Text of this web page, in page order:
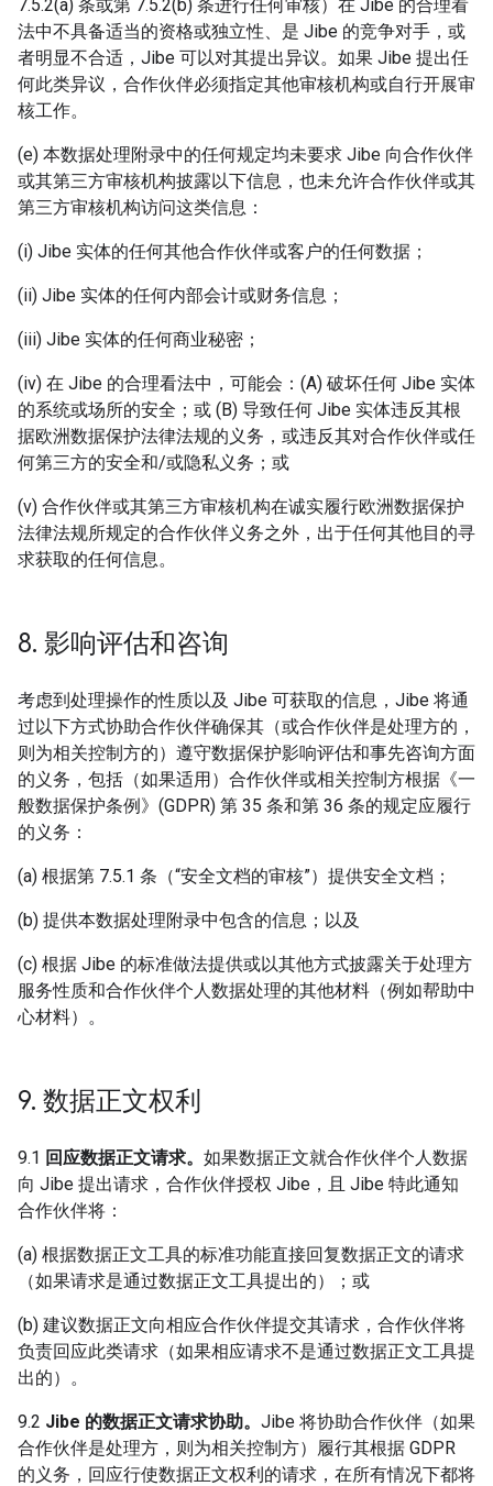
7.5.2(a) 条或第 7.5.2(b) 条进行任何审核）在 Jibe 的合理看
法中不具备适当的资格或独立性、是 Jibe 的竞争对手，或
者明显不合适，Jibe 可以对其提出异议。如果 Jibe 提出任
何此类异议，合作伙伴必须指定其他审核机构或自行开展审
核工作。
(e) 本数据处理附录中的任何规定均未要求 Jibe 向合作伙伴
或其第三方审核机构披露以下信息，也未允许合作伙伴或其
第三方审核机构访问这类信息：
(i) Jibe 实体的任何其他合作伙伴或客户的任何数据；
(ii) Jibe 实体的任何内部会计或财务信息；
(iii) Jibe 实体的任何商业秘密；
(iv) 在 Jibe 的合理看法中，可能会：(A) 破坏任何 Jibe 实体
的系统或场所的安全；或 (B) 导致任何 Jibe 实体违反其根
据欧洲数据保护法律法规的义务，或违反其对合作伙伴或任
何第三方的安全和/或隐私义务；或
(v) 合作伙伴或其第三方审核机构在诚实履行欧洲数据保护
法律法规所规定的合作伙伴义务之外，出于任何其他目的寻
求获取的任何信息。
8. 影响评估和咨询
考虑到处理操作的性质以及 Jibe 可获取的信息，Jibe 将通
过以下方式协助合作伙伴确保其（或合作伙伴是处理方的，
则为相关控制方的）遵守数据保护影响评估和事先咨询方面
的义务，包括（如果适用）合作伙伴或相关控制方根据《一
般数据保护条例》(GDPR) 第 35 条和第 36 条的规定应履行
的义务：
(a) 根据第 7.5.1 条（“安全文档的审核”）提供安全文档；
(b) 提供本数据处理附录中包含的信息；以及
(c) 根据 Jibe 的标准做法提供或以其他方式披露关于处理方
服务性质和合作伙伴个人数据处理的其他材料（例如帮助中
心材料）。
9. 数据正文权利
9.1 回应数据正文请求。 如果数据正文就合作伙伴个人数据
向 Jibe 提出请求，合作伙伴授权 Jibe，且 Jibe 特此通知
合作伙伴将：
(a) 根据数据正文工具的标准功能直接回复数据正文的请求
（如果请求是通过数据正文工具提出的）；或
(b) 建议数据正文向相应合作伙伴提交其请求，合作伙伴将
负责回应此类请求（如果相应请求不是通过数据正文工具提
出的）。
9.2 Jibe 的数据正文请求协助。 Jibe 将协助合作伙伴（如果
合作伙伴是处理方，则为相关控制方）履行其根据 GDPR
的义务，回应行使数据正文权利的请求，在所有情况下都将